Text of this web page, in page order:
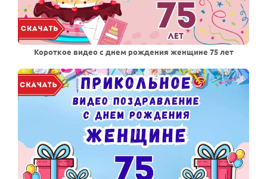
Короткое видео с днем рождения женщине 75 лет